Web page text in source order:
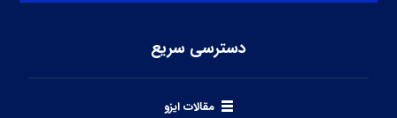
دسترسی سریع
مقالات ایزو